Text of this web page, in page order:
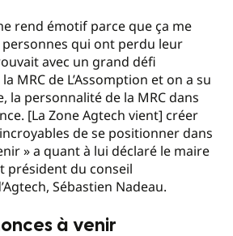
rend émotif parce que ça me
qui ont perdu leur
avec un grand défi
MRC de L’Assomption et on a su
la personnalité de la MRC dans
[La Zone Agtech vient] créer
de se positionner dans
» a quant à lui déclaré le maire
président du conseil
Sébastien Nadeau.
à venir